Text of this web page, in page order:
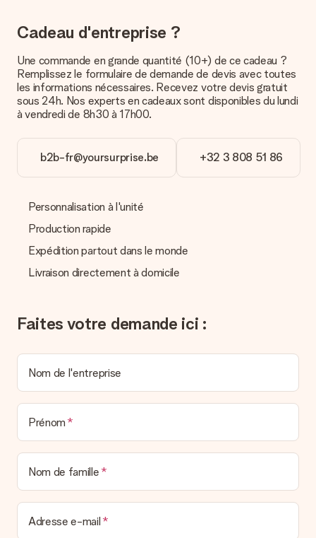
contacter notre service client.
Paiement
Comment puis-je régler ma commande ?
Nous proposons les formes de paiement suivantes : Paypal,
carte bancaire ou par virement bancaire. Comptez un délai de
cas de paiement par virement bancaire.
Réception du cadeau
fait ?
Nous déplorons le fait que votre cadeau ne vous plaise pas.
Vous pouvez dans ce cas contacter notre service client qui
La facture est-elle envoyée avec le cadeau ?
Nous n’envoyons pas de facture avec le cadeau. Nous vous
personnel MySurprise. Vous pouvez ainsi être tranquille et
Cadeau d'entreprise ?
Une commande en grande quantité (10+) de ce cadeau ?
Remplissez le formulaire de demande de devis avec toutes
les informations nécessaires. Recevez votre devis gratuit
sous 24h. Nos experts en cadeaux sont disponibles du lundi
à vendredi de 8h30 à 17h00.
b2b-fr@yoursurprise.be +32 3 808 51 86
Personnalisation à l'unité
Production rapide
Expédition partout dans le monde
Livraison directement à domicile
Faites votre demande ici :
Nom de l'entreprise
Prénom
Nom de famille
Adresse e-mail